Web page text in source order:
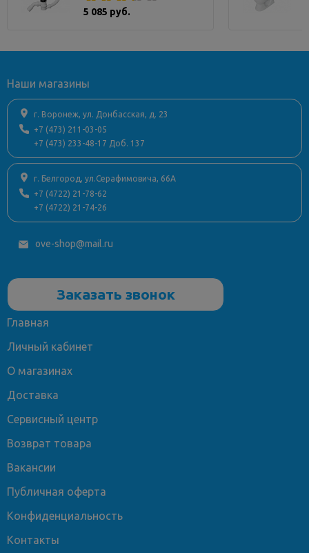
5 085 руб.
Наши магазины
г. Воронеж, ул. Донбасская, д. 23
+7 (473) 211-03-05
+7 (473) 233-48-17 Доб. 137
г. Белгород, ул.Серафимовича, 66А
+7 (4722) 21-78-62
+7 (4722) 21-74-26
ove-shop@mail.ru
Заказать звонок
Главная
Личный кабинет
О магазинах
Доставка
Сервисный центр
Возврат товара
Вакансии
Публичная оферта
Конфиденциальность
Контакты